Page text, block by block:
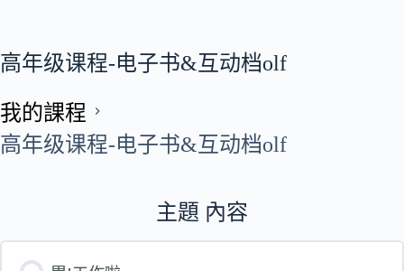
高年级课程-电子书&互动档olf
我的課程
高年级课程-电子书&互动档olf
主題 內容